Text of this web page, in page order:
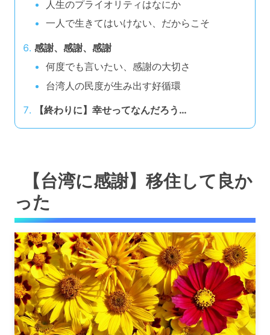
人生のプライオリティはなにか
一人で生きてはいけない、だからこそ
感謝、感謝、感謝
何度でも言いたい、感謝の大切さ
台湾人の民度が生み出す好循環
【終わりに】幸せってなんだろう…
【台湾に感謝】移住して良か
った